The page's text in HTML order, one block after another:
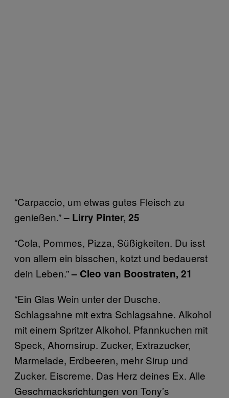
“Carpaccio, um etwas gutes Fleisch zu
genießen.”– Lirry Pinter, 25
“Cola, Pommes, Pizza, Süßigkeiten. Du isst
von allem ein bisschen, kotzt und bedauerst
dein Leben.”– Cleo van Boostraten, 21
“Ein Glas Wein unter der Dusche.
Schlagsahne mit extra Schlagsahne. Alkohol
mit einem Spritzer Alkohol. Pfannkuchen mit
Speck, Ahornsirup. Zucker, Extrazucker,
Marmelade, Erdbeeren, mehr Sirup und
Zucker. Eiscreme. Das Herz deines Ex. Alle
Geschmacksrichtungen von Tony’s